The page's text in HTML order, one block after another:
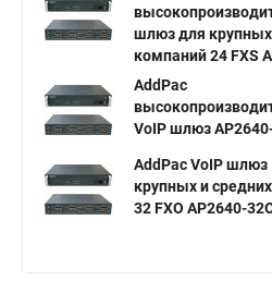
шлюз для крупных
компаний 24 FXS
AddPac
VoIP шлюз
AddPac VoIP
крупных и
32 FXO AP2640-